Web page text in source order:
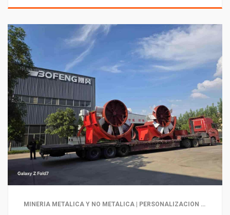
MINERÍA METÁLICA Y NO METÁLICA | PERSONALIZACIÓN PARA ENTORNOS DE ALTA TEMPERATURA, CORROSIVOS Y ESPECIALES | TÚNELES Y OBRAS SUBTERRÁNEAS